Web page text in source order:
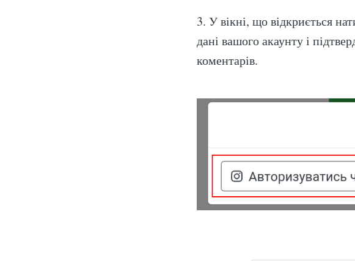
3. У вікні, що відкриється
дані вашого акаунту і
коментарів.